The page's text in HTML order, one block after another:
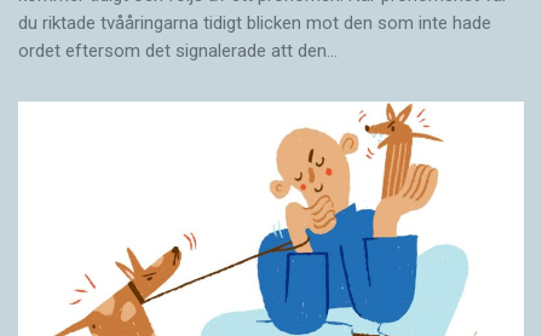
du riktade tvååringarna tidigt blicken mot den som inte hade
ordet eftersom det ­signalerade att den…